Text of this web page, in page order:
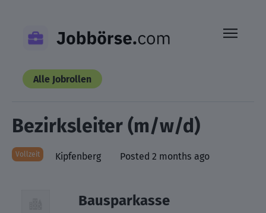
content
Alle Jobrollen
Bezirksleiter (m/w/d)
Vollzeit Kipfenberg Posted 2 months ago
Bausparkasse